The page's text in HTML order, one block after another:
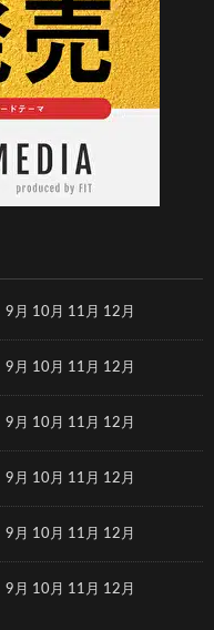
9月 10月 11月 12月
9月 10月 11月 12月
9月 10月 11月 12月
9月 10月 11月 12月
9月 10月 11月 12月
9月 10月 11月 12月